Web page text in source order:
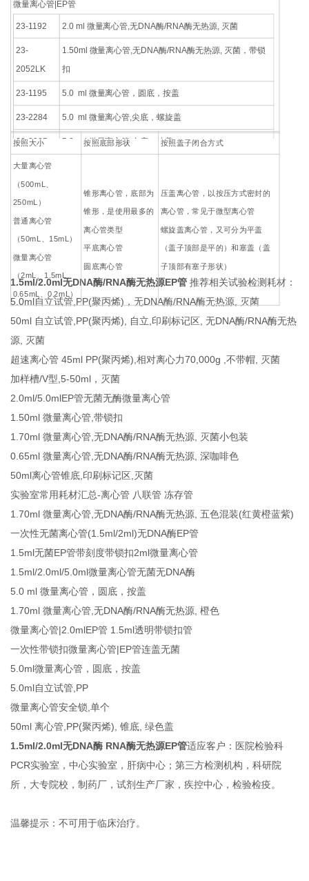
微量离心管|EP管
23-1192 2.0 ml 微量离心管,无DNA酶/RNA酶无热源, 灭菌
23-
2052LK
1.50ml 微量离心管,无DNA酶/RNA酶无热源, 灭菌，带锁
扣
23-1195 5.0 ml 微量离心管，圆底，按盖
23-2284 5.0 ml 微量离心管,尖底，螺旋盖
23-2285 5.0 ml 微量离心管,尖底，按盖
按照大小 按照底部形状 按照盖子闭合方式
大量离心管
（500mL、
250mL）
普通离心管
（50mL、15mL）
微量离心管
（2mL、1.5mL、
0.65mL、0.2mL）
锥形离心管，底部为
锥形，是使用最多的
离心管类型
平底离心管
圆底离心管
压盖离心管，以按压方式密封的
离心管，常见于微型离心管
螺旋盖离心管，又可分为平盖
（盖子顶部是平的）和塞盖（盖
子顶部有塞子形状）
1.5ml/2.0ml无DNA酶/RNA酶无热源EP管 推荐相关试验检测耗材：
5.0ml自立试管,PP(聚丙烯)，无DNA酶/RNA酶无热源, 灭菌
50ml 自立试管,PP(聚丙烯), 自立,印刷标记区, 无DNA酶/RNA酶无热
源, 灭菌
超速离心管 45ml PP(聚丙烯),相对离心力70,000g ,不带帽, 灭菌
加样槽/V型,5-50ml，灭菌
2.0ml/5.0mlEP管无菌无酶微量离心管
1.50ml 微量离心管,带锁扣
1.70ml 微量离心管,无DNA酶/RNA酶无热源, 灭菌小包装
0.65ml 微量离心管,无DNA酶/RNA酶无热源, 深咖啡色
50ml离心管锥底,印刷标记区,灭菌
实验室常用耗材汇总-离心管 八联管 冻存管
1.70ml 微量离心管,无DNA酶/RNA酶无热源, 五色混装(红黄橙蓝紫)
一次性无菌离心管(1.5ml/2ml)无DNA酶EP管
1.5ml无菌EP管带刻度带锁扣2ml微量离心管
1.5ml/2.0ml/5.0ml微量离心管无菌无DNA酶
5.0 ml 微量离心管，圆底，按盖
1.70ml 微量离心管,无DNA酶/RNA酶无热源, 橙色
微量离心管|2.0mlEP管 1.5ml透明带锁扣管
一次性带锁扣微量离心管|EP管连盖无菌
5.0ml微量离心管，圆底，按盖
5.0ml自立试管,PP
微量离心管安全锁,单个
50ml 离心管,PP(聚丙烯), 锥底, 绿色盖
1.5ml/2.0ml无DNA酶 RNA酶无热源EP管适应客户：医院检验科
PCR实验室，中心实验室，肝病中心；第三方检测机构，科研院
所，大专院校，制药厂，试剂生产厂家，疾控中心，检验检疫。
温馨提示：不可用于临床治疗。